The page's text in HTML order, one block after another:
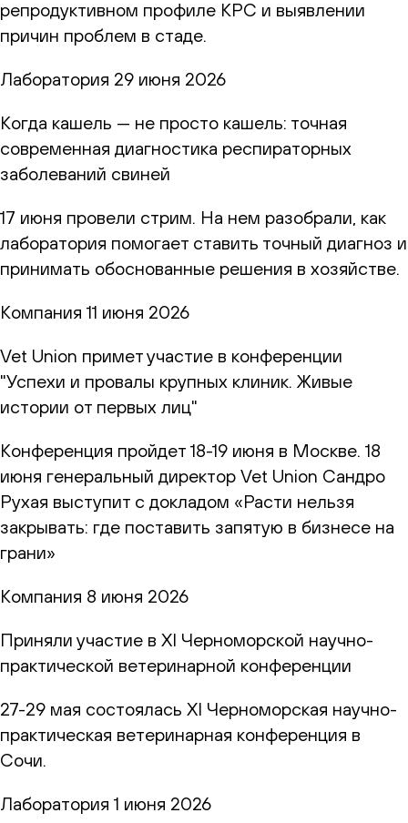
репродуктивном профиле КРС и выявлении
причин проблем в стаде.
Лаборатория 29 июня 2026
Когда кашель — не просто кашель: точная
современная диагностика респираторных
заболеваний свиней
17 июня провели стрим. На нем разобрали, как
лаборатория помогает ставить точный диагноз и
принимать обоснованные решения в хозяйстве.
Компания 11 июня 2026
Vet Union примет участие в конференции
"Успехи и провалы крупных клиник. Живые
истории от первых лиц"
Конференция пройдет 18-19 июня в Москве. 18
июня генеральный директор Vet Union Сандро
Рухая выступит с докладом «Расти нельзя
закрывать: где поставить запятую в бизнесе на
грани»
Компания 8 июня 2026
Приняли участие в XI Черноморской научно-
практической ветеринарной конференции
27-29 мая состоялась XI Черноморская научно-
практическая ветеринарная конференция в
Сочи.
Лаборатория 1 июня 2026